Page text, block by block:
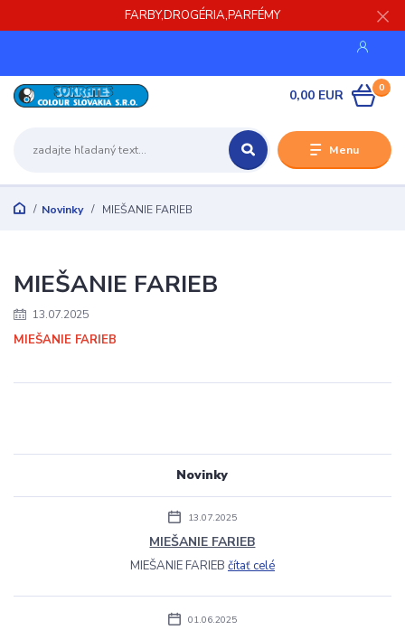
FARBY,DROGÉRIA,PARFÉMY
Menu
0
0,00 EUR
Novinky MIEŠANIE FARIEB
Novinky
13.07.2025
MIEŠANIE FARIEB
MIEŠANIE FARIEB čítať celé
01.06.2025
MIEŠANIE FARIEB
13.07.2025
MIEŠANIE FARIEB